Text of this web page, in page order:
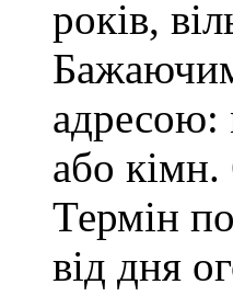
років,
Бажаючим
адресою:
або
Термін
від дня